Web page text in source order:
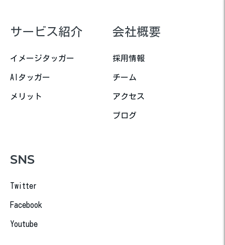
サービス紹介
イメージタッガー
AIタッガー
メリット
会社概要
採用情報
チーム
アクセス
ブログ
SNS
Twitter
Facebook
Youtube